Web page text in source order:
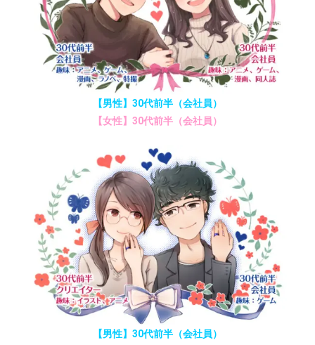
【男性】30代前半（会社員）
【女性】30代前半（会社員）
【男性】30代前半（会社員）